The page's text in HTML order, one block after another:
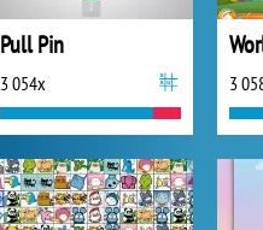
Pull Pin
3 054x 3